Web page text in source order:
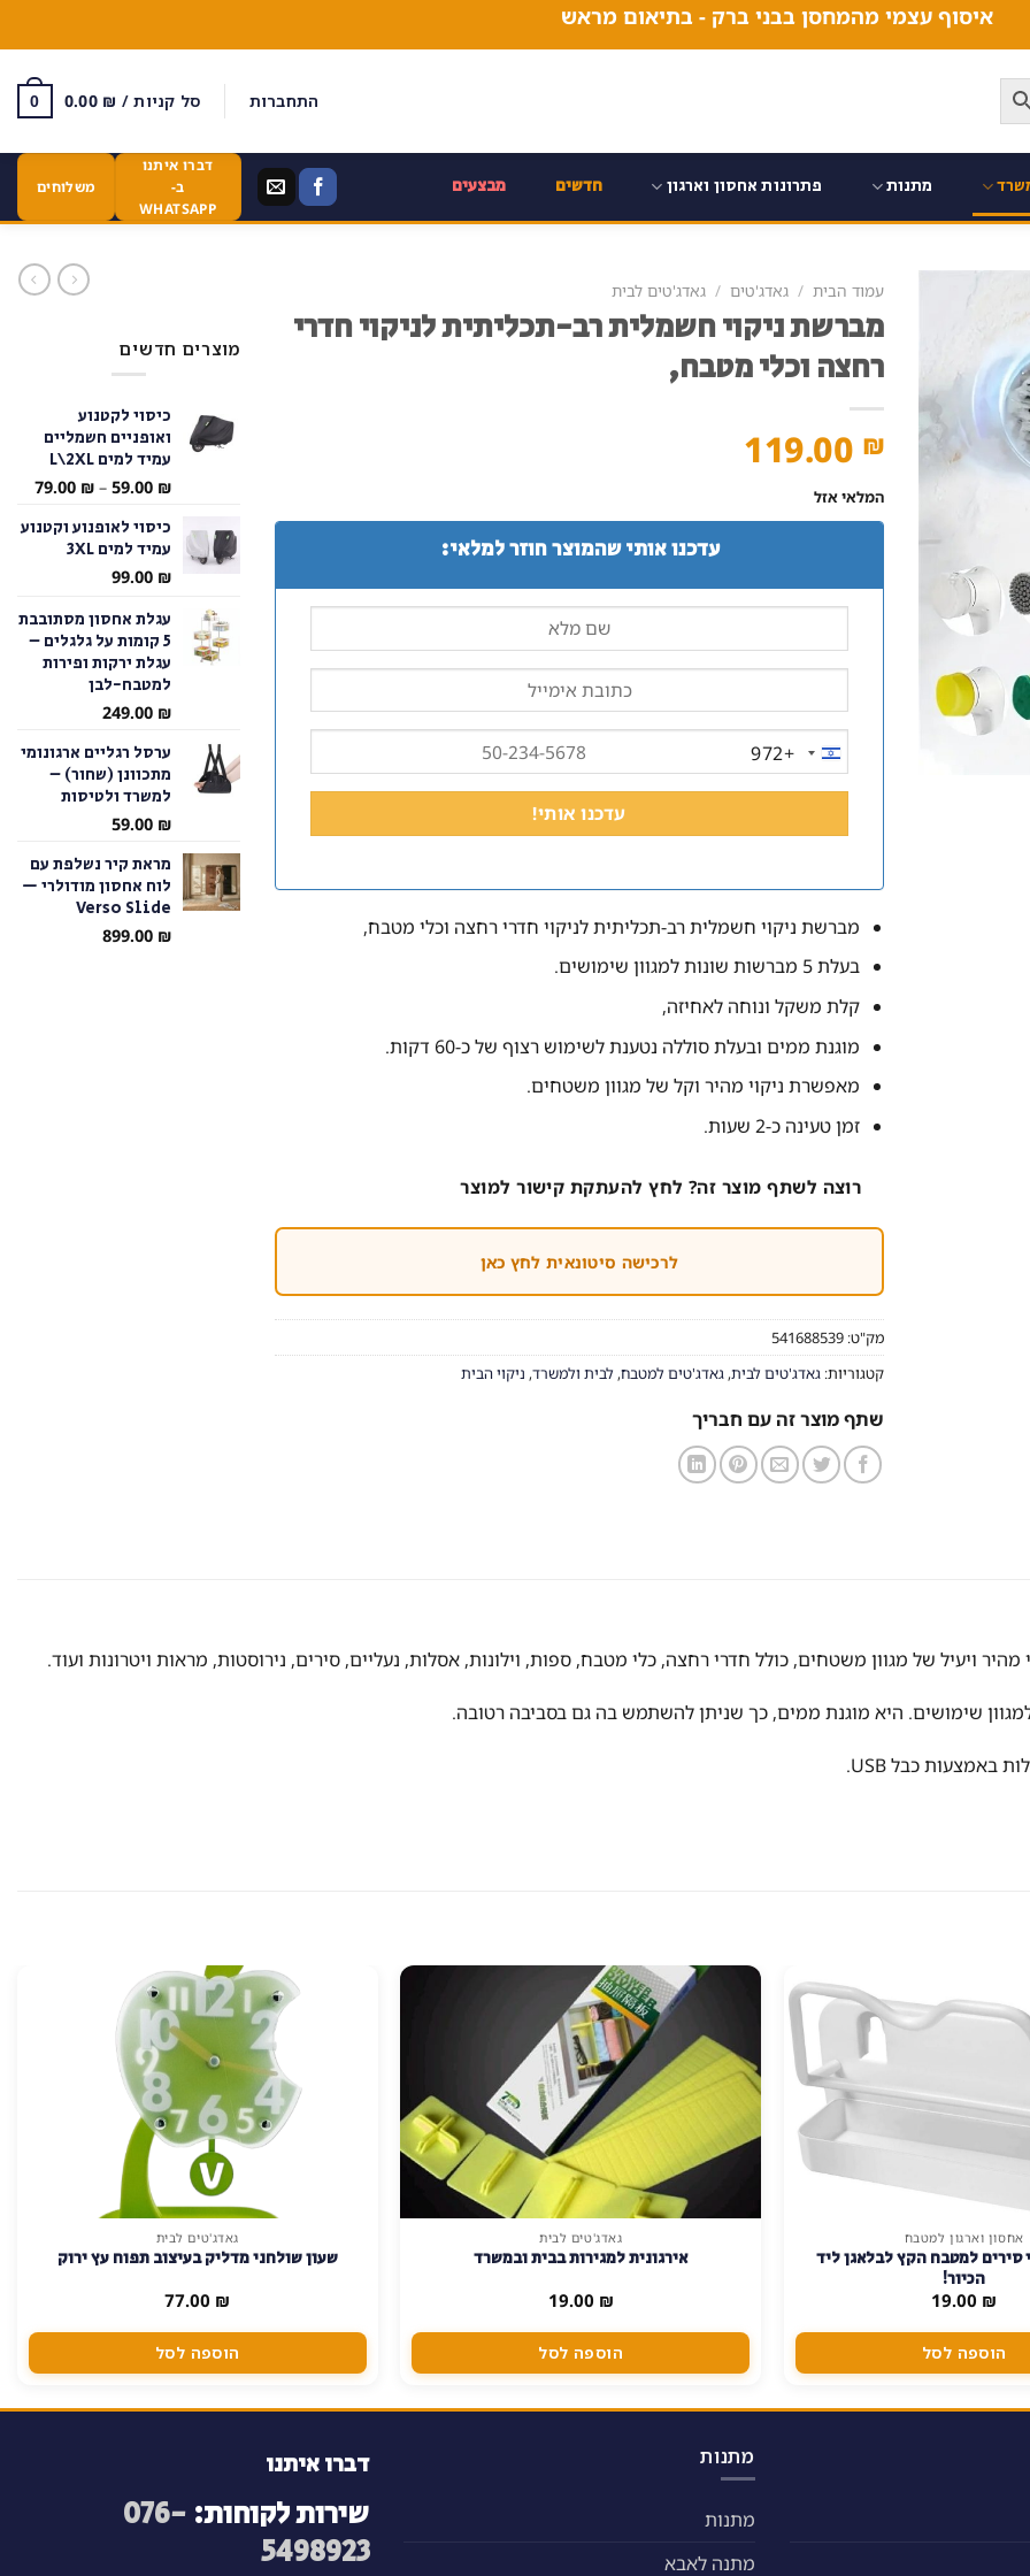
איסוף עצמי מהמחסן בבני ברק - בתיאום מראש
התחברות סל קניות / 0.00 ₪
0
מתנות פתרונות אחסון וארגון חדשים מבצעים
דברו איתנו
ב-
WHATSAPP
משלוחים
עמוד הבית / גאדג'טים / גאדג'טים לבית
מברשת ניקוי חשמלית רב-תכליתית לניקוי חדרי
רחצה וכלי מטבח,
119.00 ₪
המלאי אזל
עדכנו אותי שהמוצר חוזר למלאי:
ISRAEL
+972
+972
מברשת ניקוי חשמלית רב-תכליתית לניקוי חדרי רחצה וכלי מטבח,
בעלת 5 מברשות שונות למגוון שימושים.
קלת משקל ונוחה לאחיזה,
מוגנת ממים ובעלת סוללה נטענת לשימוש רצוף של כ-60 דקות.
מאפשרת ניקוי מהיר וקל של מגוון משטחים.
זמן טעינה כ-2 שעות.
רוצה לשתף מוצר זה? לחץ להעתקת קישור למוצר
לרכישה סיטונאית לחץ כאן
מק"ט: 541688539
קטגוריות: גאדג'טים לבית, גאדג'טים למטבח, לבית ולמשרד, ניקוי הבית
שתף מוצר זה עם חבריך
מוצרים חדשים
כיסוי לקטנוע
ואופניים חשמליים
עמיד למים L\2XL
59.00 ₪
–
79.00 ₪
טווח
כיסוי לאופנוע וקטנוע
עמיד למים 3XL
99.00 ₪
עגלת אחסון מסתובבת
5 קומות על גלגלים –
עגלת ירקות ופירות
למטבח-לבן
249.00 ₪
ערסל רגליים ארגונומי
מתכוונן (שחור) –
למשרד ולטיסות
59.00 ₪
מראת קיר נשלפת עם
לוח אחסון מודולרי —
Verso Slide
899.00 ₪
ויעיל של מגוון משטחים, כולל חדרי רחצה, כלי מטבח, ספות, וילונות, אסלות, נעליים, סירים, נירוסטות, מראות ויטרונות ועוד.
אחסון וארגון למטבח
למטבח הקץ לבלאגן ליד
הכיור!
19.00 ₪
הוספה לסל
גאדג'טים לבית
אירגונית למגירות בבית ובמשרד
19.00 ₪
הוספה לסל
גאדג'טים לבית
שעון שולחני מדליק בעיצוב תפוח עץ ירוק
77.00 ₪
הוספה לסל
מתנות
מתנות
מתנה לאבא
דברו איתנו
שירות לקוחות: 076-
5498923